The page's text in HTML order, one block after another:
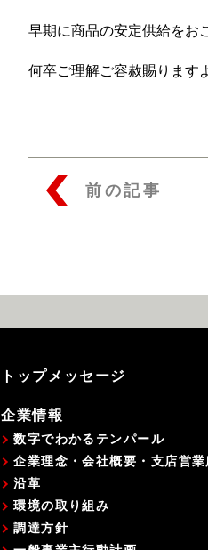
早期に商品の安定供給をお
何卒ご理解ご容赦賜ります
前の記事
トップメッセージ
企業情報
数字でわかるテンパール
企業理念・会社概要・支店営業
沿革
環境の取り組み
調達方針